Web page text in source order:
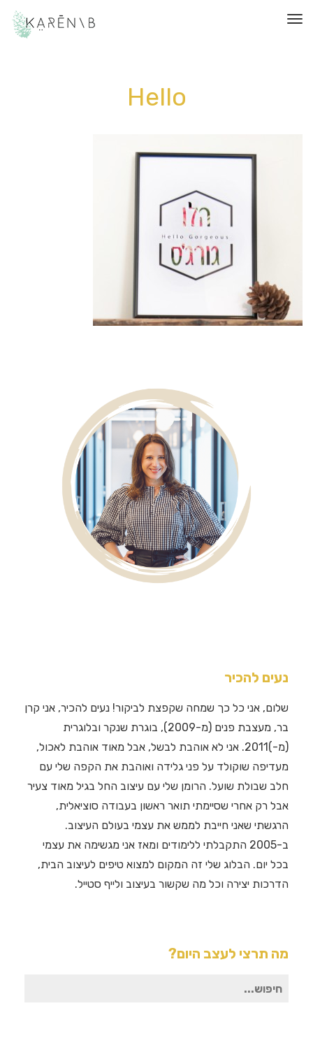
תפריט
Hello
נעים להכיר
שלום, אני כל כך שמחה שקפצת לביקור! נעים להכיר, אני קרן
בר, מעצבת פנים (מ-2009), בוגרת שנקר ובלוגרית
(מ-)2011. אני לא אוהבת לבשל, אבל מאוד אוהבת לאכול,
מעדיפה שוקולד על פני גלידה ואוהבת את הקפה שלי עם
חלב שבולת שועל. הרומן שלי עם עיצוב החל בגיל מאוד צעיר
אבל רק אחרי שסיימתי תואר ראשון בעבודה סוציאלית,
הרגשתי שאני חייבת לממש את עצמי בעולם העיצוב.
ב-2005 התקבלתי ללימודים ומאז אני מגשימה את עצמי
בכל יום. הבלוג שלי זה המקום למצוא טיפים לעיצוב הבית,
הדרכות יצירה וכל מה שקשור בעיצוב ולייף סטייל.
מה תרצי לעצב היום?
חיפוש